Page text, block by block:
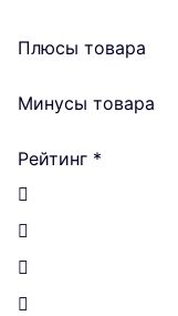
Плюсы товара
Минусы товара
Рейтинг *